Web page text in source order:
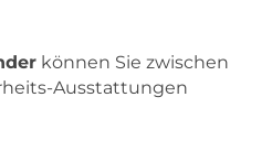
können Sie zwischen
Ausstattungen